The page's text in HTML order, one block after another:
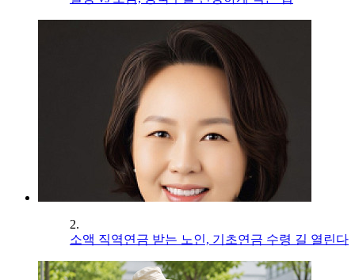
2.
소액 직역연금 받는 노인, 기초연금 수령 길 열린다